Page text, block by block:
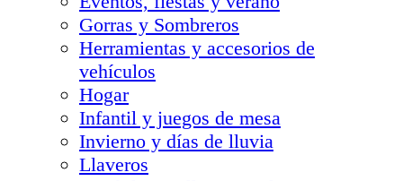
Gorras y Sombreros
Herramientas y accesorios de
vehículos
Hogar
Infantil y juegos de mesa
Invierno y días de lluvia
Llaveros